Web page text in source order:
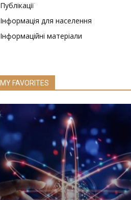
Публікації
Інформація для населення
Інформаційні матеріали
MY FAVORITES